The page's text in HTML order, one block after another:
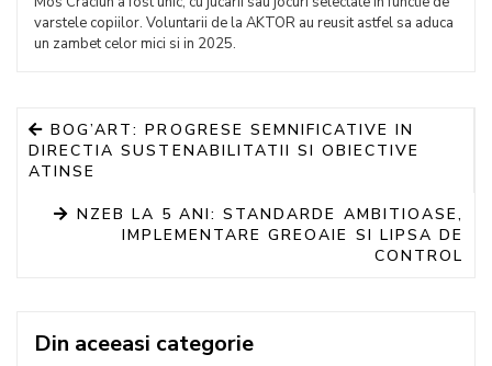
varstele copiilor. Voluntarii de la AKTOR au reusit astfel sa aduca
un zambet celor mici si in 2025.
BOG’ART: PROGRESE SEMNIFICATIVE IN
DIRECTIA SUSTENABILITATII SI OBIECTIVE
ATINSE
NZEB LA 5 ANI: STANDARDE AMBITIOASE,
IMPLEMENTARE GREOAIE SI LIPSA DE
CONTROL
Din aceeasi categorie